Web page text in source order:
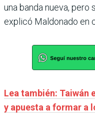
una banda nueva, pero
explicó Maldonado en
Lea también: Taiwán
y apuesta a formar a